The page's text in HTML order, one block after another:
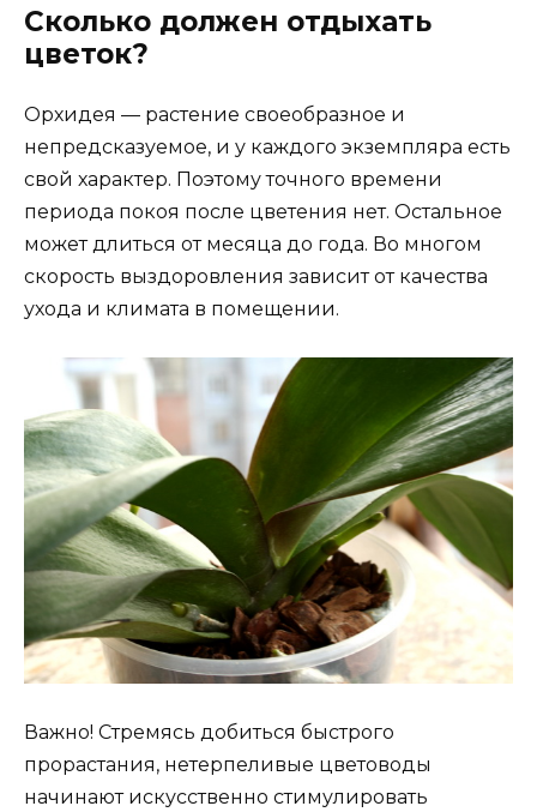
Сколько должен отдыхать
цветок?
Орхидея — растение своеобразное и
непредсказуемое, и у каждого экземпляра есть
свой характер. Поэтому точного времени
периода покоя после цветения нет. Остальное
может длиться от месяца до года. Во многом
скорость выздоровления зависит от качества
ухода и климата в помещении.
Важно! Стремясь добиться быстрого
прорастания, нетерпеливые цветоводы
начинают искусственно стимулировать